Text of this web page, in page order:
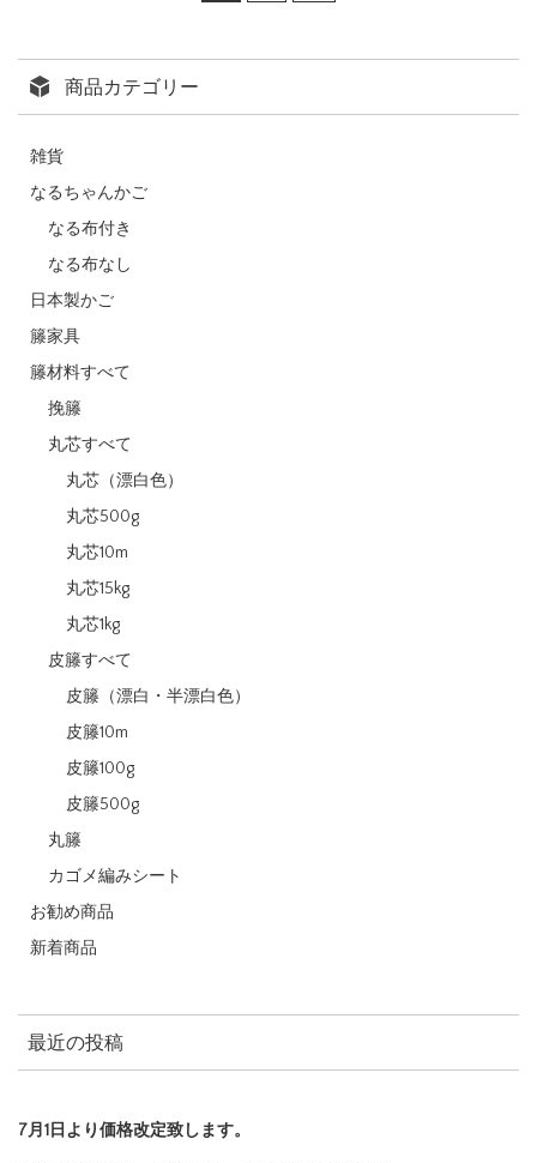
商品カテゴリー
雑貨
なるちゃんかご
なる布付き
なる布なし
日本製かご
籐家具
籐材料すべて
挽籐
丸芯すべて
丸芯（漂白色）
丸芯500g
丸芯10m
丸芯15kg
丸芯1kg
皮籐すべて
皮籐（漂白・半漂白色）
皮籐10m
皮籐100g
皮籐500g
丸籐
カゴメ編みシート
お勧め商品
新着商品
最近の投稿
7月1日より価格改定致します。